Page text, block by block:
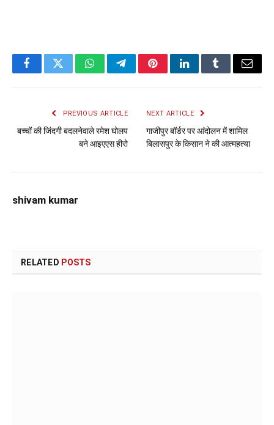
FacebookTwitterWhatsAppTelegramPinterestLinkedInTumblrEmail
PREVIOUS ARTICLE
बच्चों की जिंदगी बदलनेवाले रमेश घोलप
बने आइएएस हीरो
NEXT ARTICLE
गाजीपुर बॉर्डर पर आंदोलन में शामिल
बिलासपुर के किसान ने की आत्महत्या
shivam kumar
RELATED POSTS